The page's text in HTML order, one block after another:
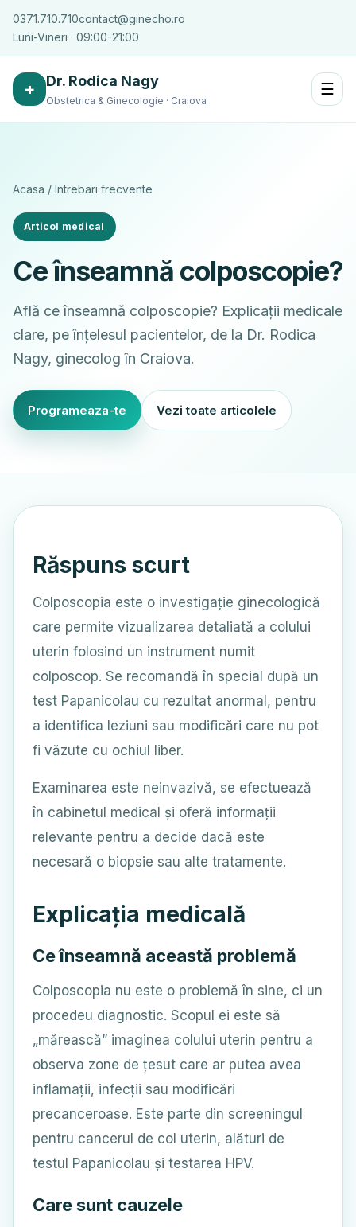
0371.710.710contact@ginecho.ro
Luni-Vineri · 09:00-21:00
+ Dr. Rodica Nagy
Obstetrica & Ginecologie · Craiova
☰
Acasa / Intrebari frecvente
Articol medical
Ce înseamnă colposcopie?
Află ce înseamnă colposcopie? Explicații medicale
clare, pe înțelesul pacientelor, de la Dr. Rodica
Nagy, ginecolog în Craiova.
Programeaza-te Vezi toate articolele
Răspuns scurt
Colposcopia este o investigație ginecologică
care permite vizualizarea detaliată a colului
uterin folosind un instrument numit
colposcop. Se recomandă în special după un
test Papanicolau cu rezultat anormal, pentru
a identifica leziuni sau modificări care nu pot
fi văzute cu ochiul liber.
Examinarea este neinvazivă, se efectuează
în cabinetul medical și oferă informații
relevante pentru a decide dacă este
necesară o biopsie sau alte tratamente.
Explicația medicală
Ce înseamnă această problemă
Colposcopia nu este o problemă în sine, ci un
procedeu diagnostic. Scopul ei este să
„mărească” imaginea colului uterin pentru a
observa zone de țesut care ar putea avea
inflamații, infecții sau modificări
precanceroase. Este parte din screeningul
pentru cancerul de col uterin, alături de
testul Papanicolau și testarea HPV.
Care sunt cauzele